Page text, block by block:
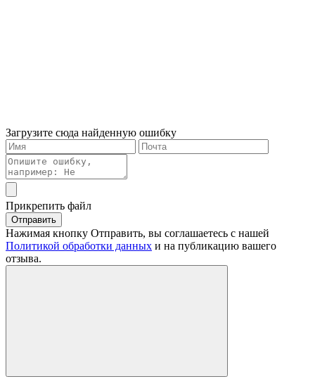
Загрузите сюда найденную ошибку
Прикрепить файл
Отправить
Нажимая кнопку Отправить, вы соглашаетесь с нашей
Политикой обработки данных и на публикацию вашего
отзыва.